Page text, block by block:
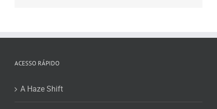
ACESSO RÁPIDO
A Haze Shift